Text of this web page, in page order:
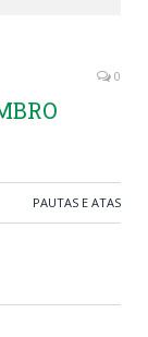
0
PAUTAS E ATAS